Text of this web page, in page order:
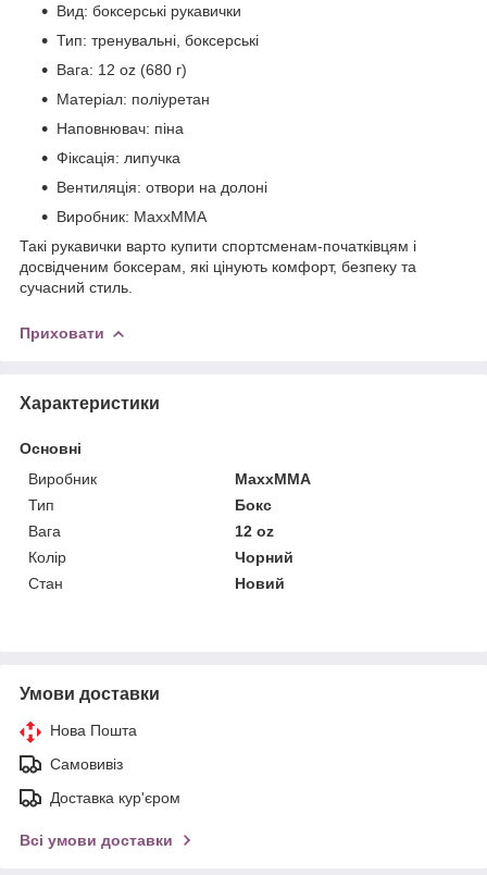
Вид: боксерські рукавички
Тип: тренувальні, боксерські
Вага: 12 oz (680 г)
Матеріал: поліуретан
Наповнювач: піна
Фіксація: липучка
Вентиляція: отвори на долоні
Виробник: MaxxMMA
Такі рукавички варто купити спортсменам-початківцям і
досвідченим боксерам, які цінують комфорт, безпеку та
сучасний стиль.
Приховати
Характеристики
Основні
Виробник
MaxxMMA
Тип
Бокс
Вага
12 oz
Колір
Чорний
Стан
Новий
Умови доставки
Нова Пошта
Самовивіз
Доставка кур'єром
Всі умови доставки